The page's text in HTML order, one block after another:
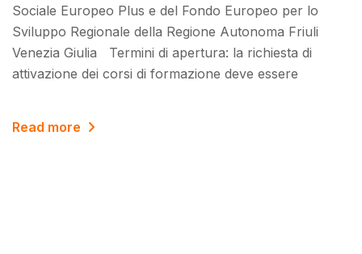
Sociale Europeo Plus e del Fondo Europeo per lo
Sviluppo Regionale della Regione Autonoma Friuli
Venezia Giulia Termini di apertura: la richiesta di
attivazione dei corsi di formazione deve essere
Read more